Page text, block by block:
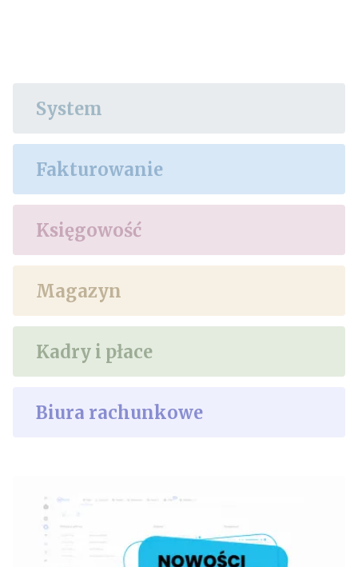
System
Fakturowanie
Księgowość
Magazyn
Kadry i płace
Biura rachunkowe